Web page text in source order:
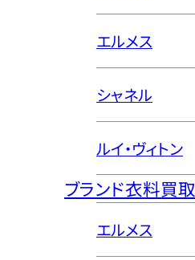
エルメス
シャネル
ルイ・ヴィトン
ブランド衣料買取
エルメス